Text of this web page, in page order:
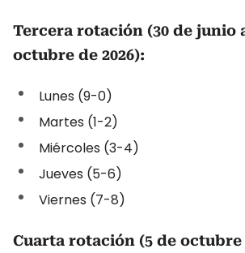
Tercera rotación (30 de junio
octubre de 2026):
Lunes (9-0)
Martes (1-2)
Miércoles (3-4)
Jueves (5-6)
Viernes (7-8)
Cuarta rotación (5 de octubre